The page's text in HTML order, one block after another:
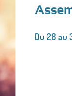
êtes
ici
Du 28 au